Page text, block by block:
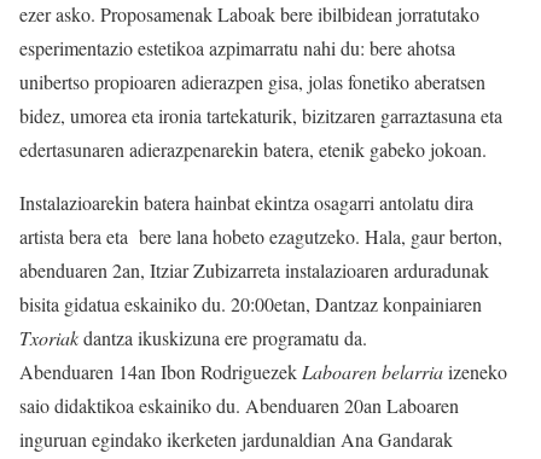
ezer asko. Proposamenak Laboak bere ibilbidean jorratutako
esperimentazio estetikoa azpimarratu nahi du: bere ahotsa
unibertso propioaren adierazpen gisa, jolas fonetiko aberatsen
bidez, umorea eta ironia tartekaturik, bizitzaren garraztasuna eta
edertasunaren adierazpenarekin batera, etenik gabeko jokoan.
Instalazioarekin batera hainbat ekintza osagarri antolatu dira
artista bera eta bere lana hobeto ezagutzeko. Hala, gaur berton,
abenduaren 2an, Itziar Zubizarreta instalazioaren arduradunak
bisita gidatua eskainiko du. 20:00etan, Dantzaz konpainiaren
Txoriakdantza ikuskizuna ere programatu da.
Abenduaren 14an Ibon RodriguezekLaboaren belarriaizeneko
saio didaktikoa eskainiko du. Abenduaren 20an Laboaren
inguruan egindako ikerketen jardunaldian Ana Gandarak